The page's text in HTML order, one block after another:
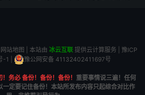
网站地图 | 本站由 冰云互联提供云计算服务 | 豫ICP
-1
豫公网安备 41132402411697号
务必 备份！备份！备份！ 重要事情说三遍！任何
一定要记住备份！本站所发布内容只起综合对比作